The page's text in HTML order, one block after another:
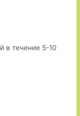
в течение 5-10